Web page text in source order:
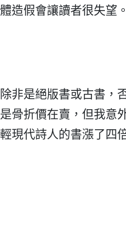
體造假會讓讀者很失望。
除非是絕版書或古書，
是骨折價在賣，但我意
輕現代詩人的書漲了四